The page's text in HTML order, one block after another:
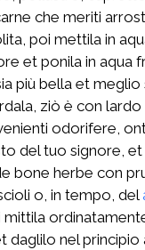
che meriti
poi mettila in
et ponila in aqua
più bella et meglio
ziò è con
odorifere,
del tuo signore,
bone herbe con
o, in tempo, del
mittila
daglilo nel principio